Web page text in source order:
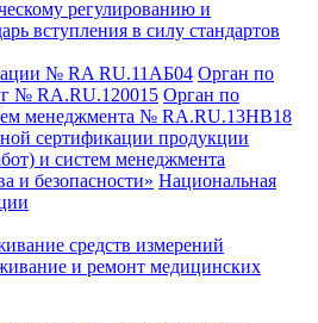
регулированию и
вступления в силу стандартов
№ RA RU.11АБ04 Орган по
№ RA.RU.120015 Орган по
менеджмента № RA.RU.13HB18
сертификации продукции
и систем менеджмента
и безопасности» Национальная
средств измерений
и ремонт медицинских